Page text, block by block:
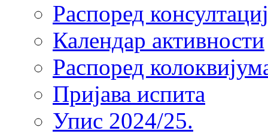
Распоред
Календар активности
Распоред
Пријава испита
Упис 2024/25.